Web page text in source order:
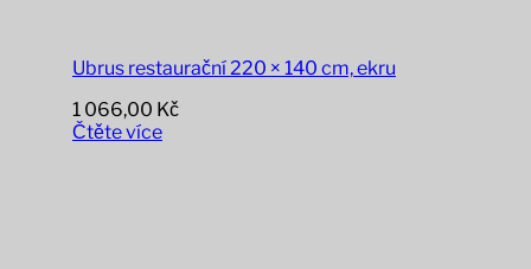
Ubrus restaurační 220 × 140 cm, ekru
1 066,00 Kč
Čtěte více